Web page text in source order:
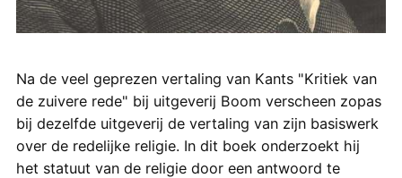
Na de veel geprezen vertaling van Kants "Kritiek van
de zuivere rede" bij uitgeverij Boom verscheen zopas
bij dezelfde uitgeverij de vertaling van zijn basiswerk
over de redelijke religie. In dit boek onderzoekt hij
het statuut van de religie door een antwoord te